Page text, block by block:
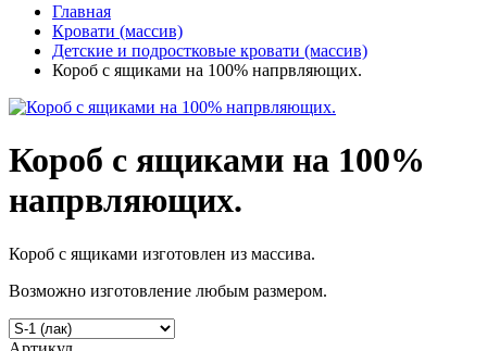
Главная
Кровати (массив)
Детские и подростковые кровати (массив)
Короб с ящиками на 100% напрвляющих.
Короб с ящиками на 100%
напрвляющих.
Короб с ящиками изготовлен из массива.
Возможно изготовление любым размером.